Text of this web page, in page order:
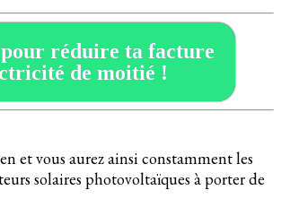
réduire ta facture
de moitié !
et vous aurez ainsi constamment les
solaires photovoltaïques à porter de